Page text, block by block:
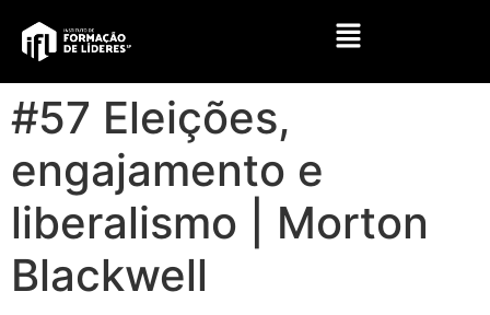
#57 Eleições,
engajamento e
liberalismo | Morton
Blackwell